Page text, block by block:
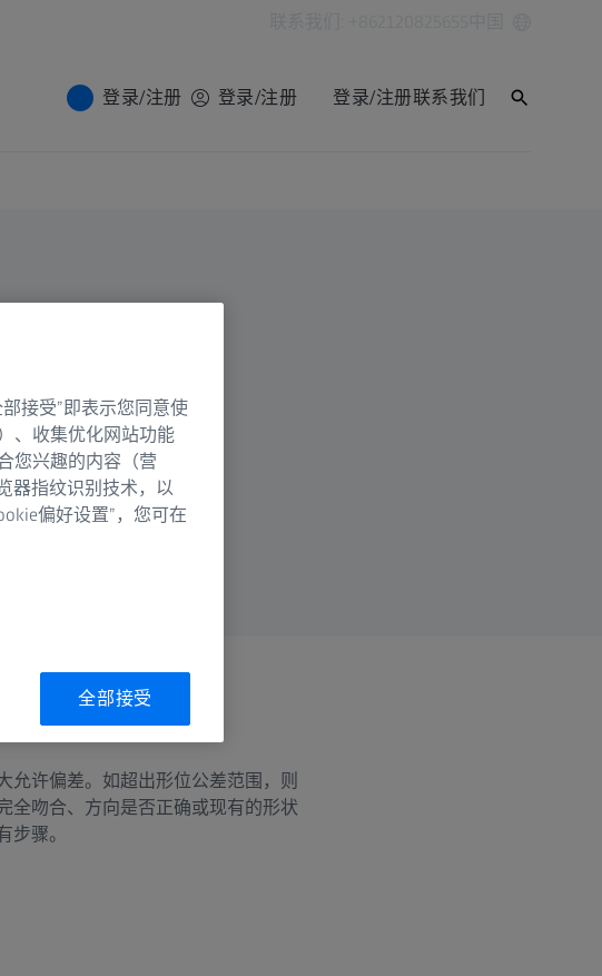
登录/注册 登录/注册 登录/注册联系我们
允许偏差。如超出形位公差范围，则
全吻合、方向是否正确或现有的形状
骤。
接受”即表示您同意使
、收集优化网站功能
您兴趣的内容（营
器指纹识别技术，以
偏好设置”，您可在
全部接受